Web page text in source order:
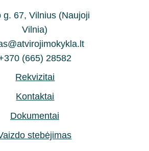
g. 67, Vilnius (Naujoji
Vilnia)
(665) 28582
Kontaktai
Rekvizitai
Dokumentai
stebėjimas